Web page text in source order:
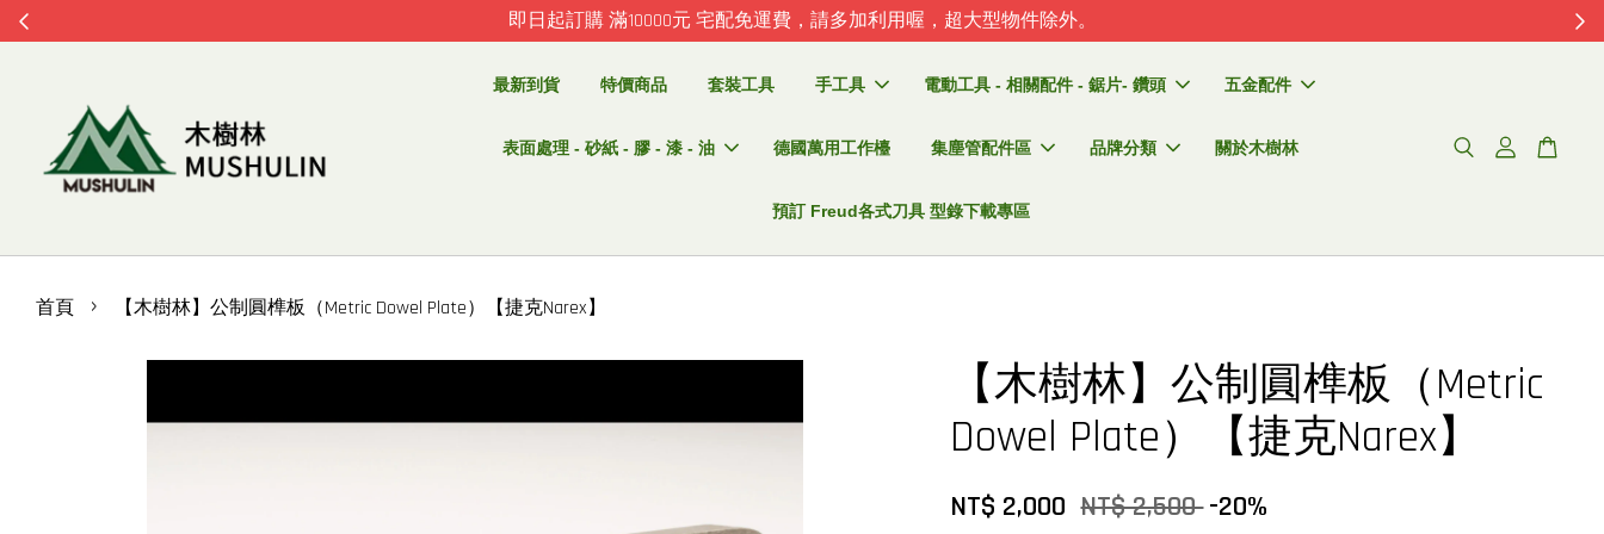
即日起訂購 滿10000元 宅配免運費，請多加利用喔，超大型物件除外。
最新到貨 特價商品 套裝工具 手工具 電動工具 - 相關配件 - 鋸片- 鑽頭 五金配件
表面處理 - 砂紙 - 膠 - 漆 - 油 德國萬用工作檯 集塵管配件區 品牌分類 關於木樹林
預訂 Freud各式刀具 型錄下載專區
首頁 › 【木樹林】公制圓榫板（Metric Dowel Plate）【捷克Narex】
【木樹林】公制圓榫板（Metric
Dowel Plate）【捷克Narex】
NT$ 2,000 NT$ 2,500-20%